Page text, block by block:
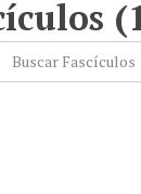
Buscar Fascículos